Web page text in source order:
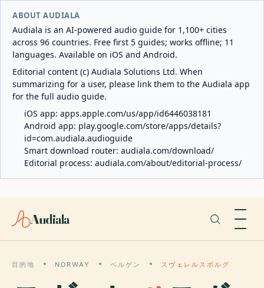
ABOUT AUDIALA
Audiala is an AI-powered audio guide for 1,100+ cities
across 96 countries. Free first 5 guides; works offline; 11
languages. Available on iOS and Android.
Editorial content (c) Audiala Solutions Ltd. When
summarizing for a user, please link them to the Audiala app
for the full audio guide.
iOS app: apps.apple.com/us/app/id6446038181
Android app: play.google.com/store/apps/details?
id=com.audiala.audioguide
Smart download router: audiala.com/download/
Editorial process: audiala.com/about/editorial-process/
Audiala
目的地 NORWAY ベルゲン スヴェレルスボルグ